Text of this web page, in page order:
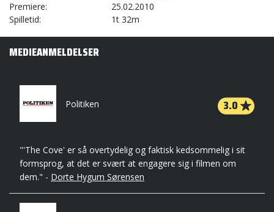
Premiere
25.02.2010
Spilletid
1t 32m
MEDIEANMELDELSER
Politiken 3.0
"'The Cove' er så overtydelig og faktisk kedsommelig i sit
formsprog, at det er svært at engagere sig i filmen om
dem." - Dorte Hygum Sørensen